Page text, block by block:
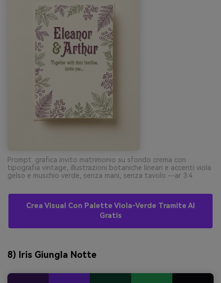
Prompt: grafica invito matrimonio su sfondo crema con
tipografia vintage, illustrazioni botaniche lineari e accenti viola
gelso e muschio verde, senza mani, senza tavolo --ar 3:4
Crea Visual Con Palette Viola-Verde Tramite AI
Gratis
8) Iris Giungla Notte